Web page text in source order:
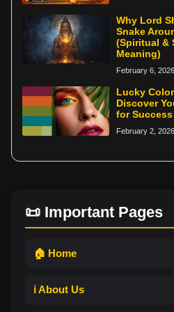
Why Lord
Snake
(Spiritual &
Meaning)
February 6, 2026
Lucky
Discover
for Success
February 2, 2026
📜 Important Pages
🏠 Home
ℹ️ About Us